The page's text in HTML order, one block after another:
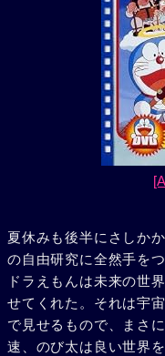
夏休みも後半にさしか
の自由研究に全然手を
ドラえもんは未来の世
せてくれた。それは宇
で見せるもので、まさ
速、のび太は良い世界